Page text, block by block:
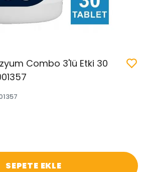
Combo 3'lü Etki 30
SEPETE EKLE